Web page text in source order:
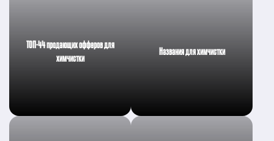
ТОП-44 продающих офферов для
химчистки
Названия для химчистки